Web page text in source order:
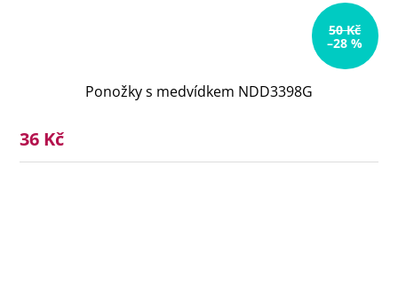
50 Kč
–28 %
Ponožky s medvídkem NDD3398G
36 Kč